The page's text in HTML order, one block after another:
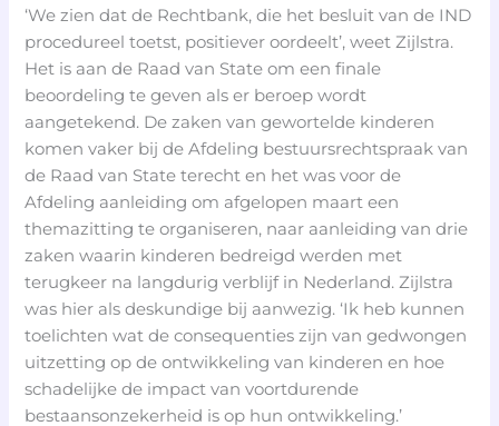
‘We zien dat de Rechtbank, die het besluit van de IND
procedureel toetst, positiever oordeelt’, weet Zijlstra.
Het is aan de Raad van State om een finale
beoordeling te geven als er beroep wordt
aangetekend. De zaken van gewortelde kinderen
komen vaker bij de Afdeling bestuursrechtspraak van
de Raad van State terecht en het was voor de
Afdeling aanleiding om afgelopen maart een
themazitting te organiseren, naar aanleiding van drie
zaken waarin kinderen bedreigd werden met
terugkeer na langdurig verblijf in Nederland. Zijlstra
was hier als deskundige bij aanwezig. ‘Ik heb kunnen
toelichten wat de consequenties zijn van gedwongen
uitzetting op de ontwikkeling van kinderen en hoe
schadelijke de impact van voortdurende
bestaansonzekerheid is op hun ontwikkeling.’